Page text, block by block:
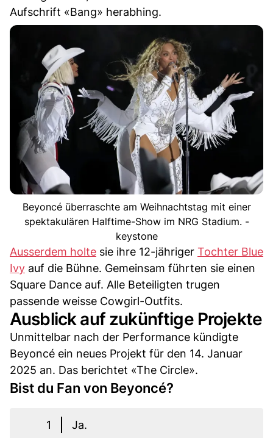
Aufschrift «Bang» herabhing.
Beyoncé überraschte am Weihnachtstag mit einer
spektakulären Halftime-Show im NRG Stadium. -
keystone
Ausserdem holte sie ihre 12-jähriger Tochter Blue
Ivy auf die Bühne. Gemeinsam führten sie einen
Square Dance auf. Alle Beteiligten trugen
passende weisse Cowgirl-Outfits.
Ausblick auf zukünftige Projekte
Unmittelbar nach der Performance kündigte
Beyoncé ein neues Projekt für den 14. Januar
2025 an. Das berichtet «The Circle».
Bist du Fan von Beyoncé?
1 Ja.